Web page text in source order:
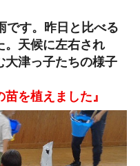
す。昨日と比べる
。天候に左右され
大津っ子たちの様子
を植えました』